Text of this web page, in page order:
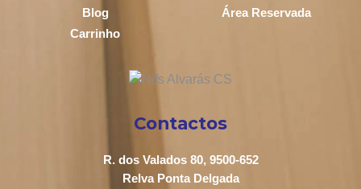
Blog
Área Reservada
Carrinho
Contactos
R. dos Valados 80, 9500-652
Relva Ponta Delgada